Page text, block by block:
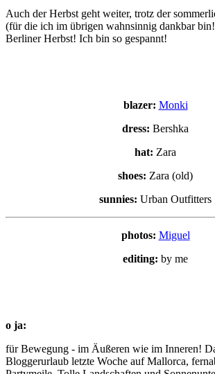
Auch der Herbst geht weiter, trotz der
(für die ich im übrigen wahnsinnig dankbar
Berliner Herbst! Ich bin so gespannt!
blazer: Monki
dress: Bershka
hat: Zara
shoes: Zara (old)
sunnies: Urban Outfitters
photos: Miguel
editing: by me
o ja:
für Bewegung - im Äußeren wie im Inneren!
Bloggerurlaub letzte Woche auf Mallorca,